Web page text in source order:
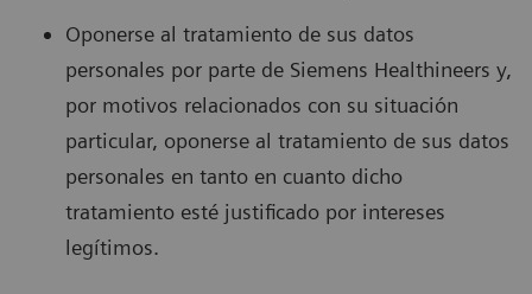
Oponerse al tratamiento de sus datos
personales por parte de Siemens Healthineers y,
por motivos relacionados con su situación
particular, oponerse al tratamiento de sus datos
personales en tanto en cuanto dicho
tratamiento esté justificado por intereses
legítimos.